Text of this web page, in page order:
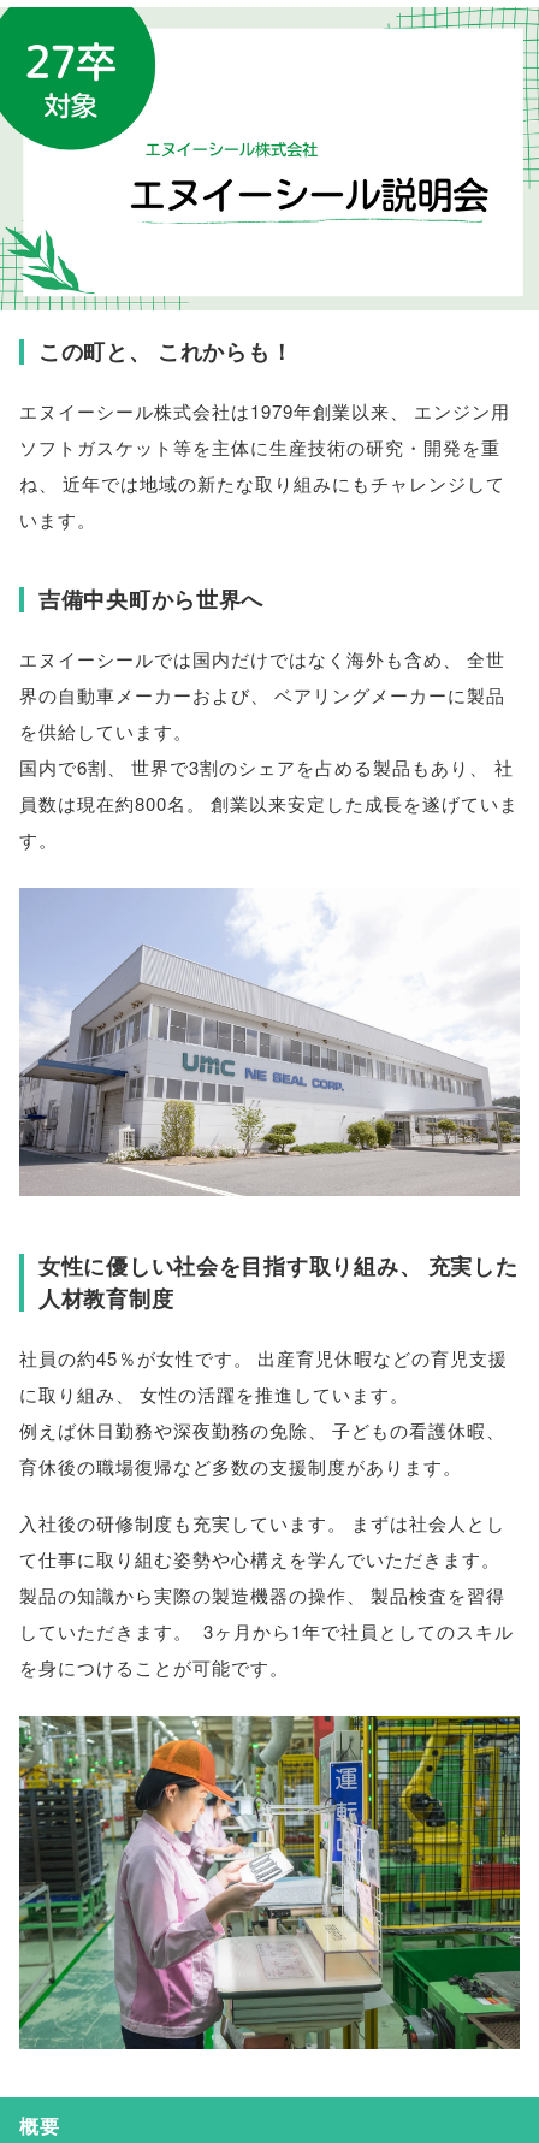
この町と 、 これからも！
エヌイーシール株式会社は1979年創業以来
エンジン用
ソフトガスケット等を主体に生産技術の研究・開発を重
ね
近年では地域の新たな取り組みにもチャレンジして
います。
吉備中央町から世界へ
エヌイーシールでは国内だけではなく海外も含め
全世
界の自動車メーカーおよび
ベアリングメーカーに製品
を供給しています。
国内で6割
世界で3割のシェアを占める製品もあり
社
員数は現在約800名 。
創業以来安定した成長を遂げていま
す。
女性に優しい社会を目指す取り組み、
充実した
人材教育制度
社員の約45％が女性です。
出産育児休暇などの育児支援
に取り組み、 女性の活躍を推進しています。
例えば休日勤務や深夜勤務の免除、 子どもの看護休暇、
育休後の職場復帰など多数の支援制度があります。
入社後の研修制度も充実しています。
まずは社会人とし
て仕事に取り組む姿勢や心構えを学んでいただきます。
製品の知識から実際の製造機器の操作、
製品検査を習得
していただきます。
3ヶ月から1年で社員としてのスキル
を身につけることが可能です。
概要